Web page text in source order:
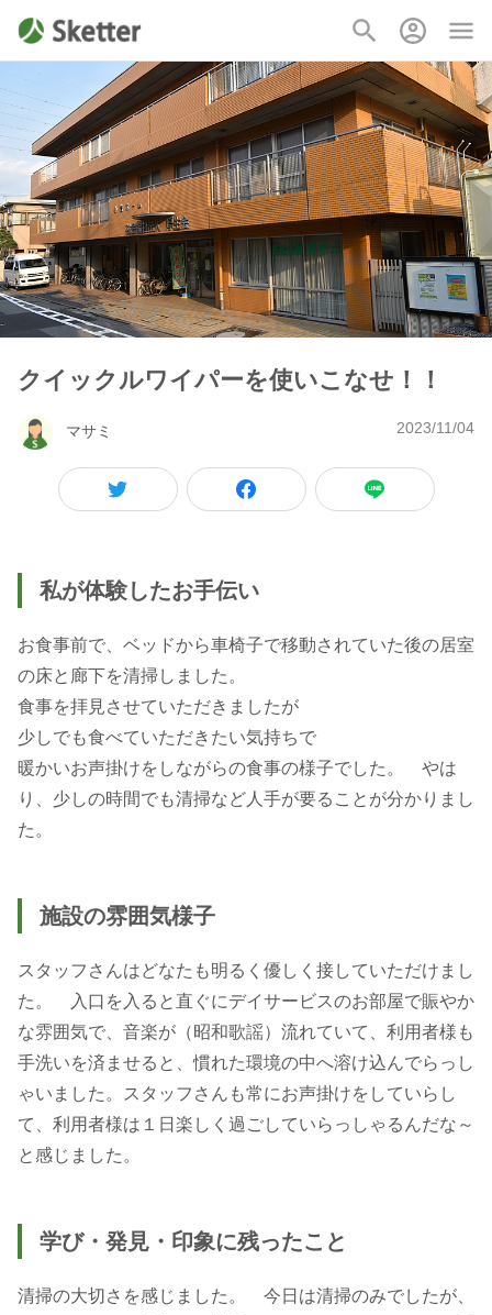
クイックルワイパーを使いこなせ！！
マサミ 2023/11/04
私が体験したお手伝い
お食事前で、ベッドから車椅子で移動されていた後の居室
の床と廊下を清掃しました。
食事を拝見させていただきましたが
少しでも食べていただきたい気持ちで
暖かいお声掛けをしながらの食事の様子でした。 やは
り、少しの時間でも清掃など人手が要ることが分かりまし
た。
施設の雰囲気様子
スタッフさんはどなたも明るく優しく接していただけまし
た。 入口を入ると直ぐにデイサービスのお部屋で賑やか
な雰囲気で、音楽が（昭和歌謡）流れていて、利用者様も
手洗いを済ませると、慣れた環境の中へ溶け込んでらっし
ゃいました。スタッフさんも常にお声掛けをしていらし
て、利用者様は１日楽しく過ごしていらっしゃるんだな～
と感じました。
学び・発見・印象に残ったこと
清掃の大切さを感じました。 今日は清掃のみでしたが、